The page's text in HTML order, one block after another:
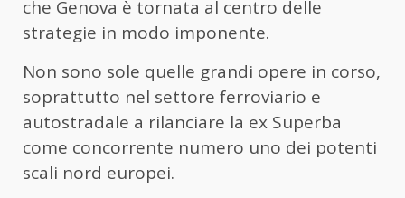
che Genova è tornata al centro delle
strategie in modo imponente.
Non sono sole quelle grandi opere in corso,
soprattutto nel settore ferroviario e
autostradale a rilanciare la ex Superba
come concorrente numero uno dei potenti
scali nord europei.